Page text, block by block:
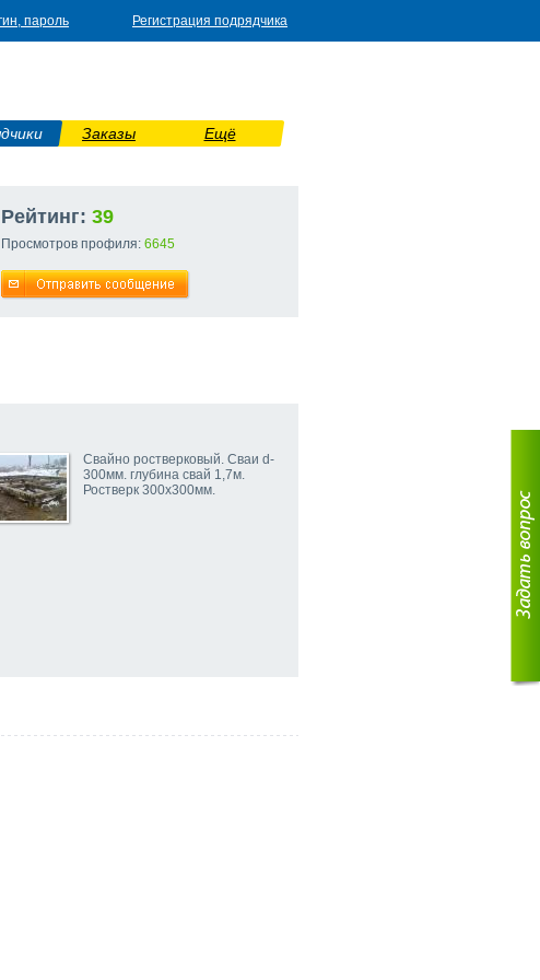
пароль Регистрация подрядчика
Заказы Ещё
Рейтинг: 39
Просмотров профиля: 6645
Свайно ростверковый. Сваи d-
300мм. глубина свай 1,7м.
Ростверк 300х300мм.